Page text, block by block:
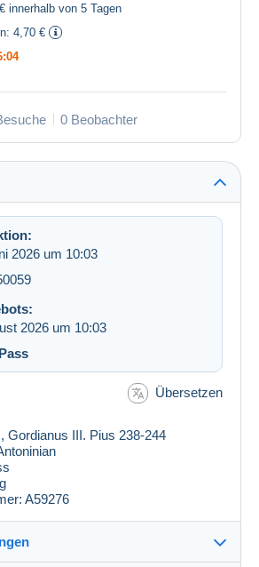
innerhalb von 5 Tagen
4,70 €
0 Beobachter
2026 um 10:03
2026 um 10:03
Übersetzen
Gordianus III. Pius 238-244
A59276